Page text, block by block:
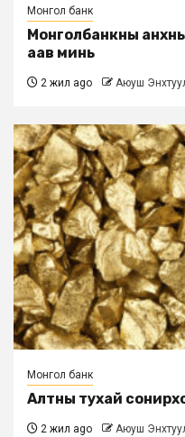
Монгол банк
Монголбанкны
аав минь
2 жил ago Аюуш
Монгол банк
Алтны тухай
2 жил ago Аюуш